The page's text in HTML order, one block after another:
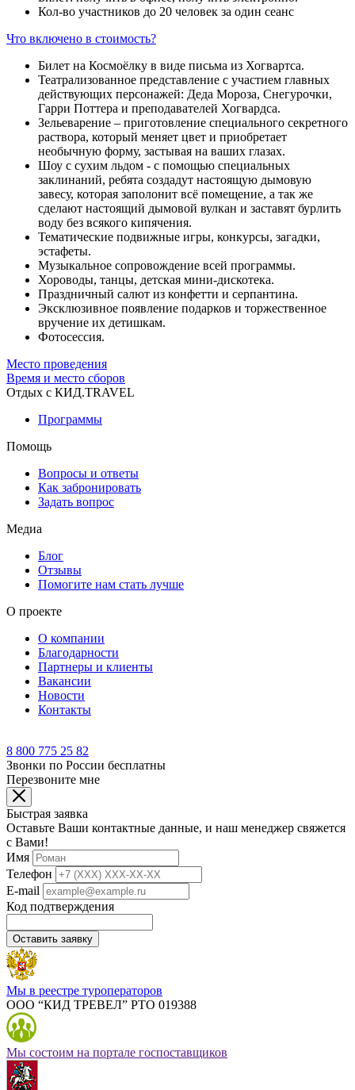
Кол-во участников до 20 человек за один сеанс
Что включено в стоимость?
Билет на Космоёлку в виде письма из Хогвартса.
Театрализованное представление с участием главных
действующих персонажей: Деда Мороза, Снегурочки,
Гарри Поттера и преподавателей Хогвардса.
Зельеварение – приготовление специального секретного
раствора, который меняет цвет и приобретает
необычную форму, застывая на ваших глазах.
Шоу с сухим льдом - с помощью специальных
заклинаний, ребята создадут настоящую дымовую
завесу, которая заполонит всё помещение, а так же
сделают настоящий дымовой вулкан и заставят бурлить
воду без всякого кипячения.
Тематические подвижные игры, конкурсы, загадки,
эстафеты.
Музыкальное сопровождение всей программы.
Хороводы, танцы, детская мини-дискотека.
Праздничный салют из конфетти и серпантина.
Эксклюзивное появление подарков и торжественное
вручение их детишкам.
Фотосессия.
Место проведения
Время и место сборов
Отдых с КИД.TRAVEL
Программы
Помощь
Вопросы и ответы
Как забронировать
Задать вопрос
Медиа
Блог
Отзывы
Помогите нам стать лучше
О проекте
О компании
Благодарности
Партнеры и клиенты
Вакансии
Новости
Контакты
8 800 775 25 82
Звонки по России бесплатны
Перезвоните мне
Быстрая заявка
Оставьте Ваши контактные данные, и наш менеджер свяжется
с Вами!
Имя
Телефон
E-mail
Код подтверждения
Оставить заявку
Мы в реестре туроператоров
ООО “КИД ТРЕВЕЛ” РТО 019388
Мы состоим на портале госпоставщиков